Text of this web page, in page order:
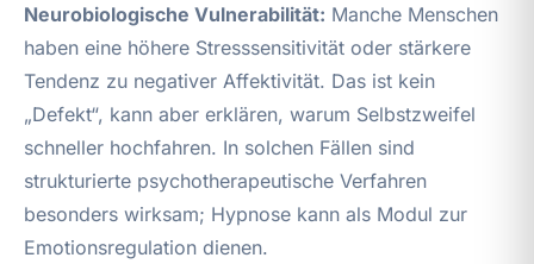
Neurobiologische Vulnerabilität: Manche Menschen
haben eine höhere Stresssensitivität oder stärkere
Tendenz zu negativer Affektivität. Das ist kein
„Defekt“, kann aber erklären, warum Selbstzweifel
schneller hochfahren. In solchen Fällen sind
strukturierte psychotherapeutische Verfahren
besonders wirksam; Hypnose kann als Modul zur
Emotionsregulation dienen.